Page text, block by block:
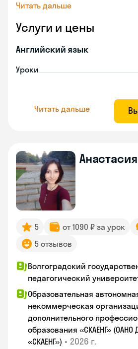
Читать дальше
Услуги и цены
Английский язык
Уроки
Читать дальше
Анастасия
5 от 1090 ₽ за урок
5 отзывов
Волгоградский
педагогический
Образовательная
некоммерческая
дополнительного
образования «СКАЕНГ» (ОАНО
«СКАЕНГ») • 2026 г.